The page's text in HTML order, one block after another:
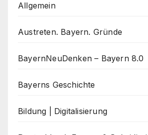
Allgemein
Austreten. Bayern. Gründe
BayernNeuDenken – Bayern 8.0
Bayerns Geschichte
Bildung | Digitalisierung